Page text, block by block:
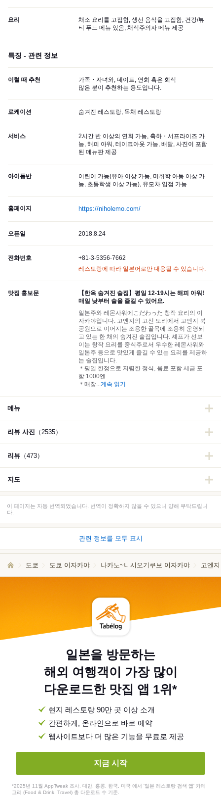
요리
채소 요리를 고집함, 생선 음식을 고집함, 건강/뷰
티 푸드 메뉴 있음, 채식주의자 메뉴 제공
특징 - 관련 정보
이럴 때 추천
가족・자녀와, 데이트, 연회 혹은 회식
많은 분이 추천하는 용도입니다.
로케이션 숨겨진 레스토랑, 독채 레스토랑
서비스
2시간 반 이상의 연회 가능, 축하・서프라이즈 가
능, 해피 아워, 테이크아웃 가능, 배달, 사진이 포함
된 메뉴판 제공
아이동반
어린이 가능(유아 이상 가능, 미취학 아동 이상 가
능, 초등학생 이상 가능), 유모차 입점 가능
홈페이지 https://niholemo.com/
오픈일 2018.8.24
전화번호
+81-3-5356-7662
레스토랑에 따라 일본어로만 대응될 수 있습니다.
맛집 홍보문
【한옥 숨겨진 술집】평일 12-19시는 해피 아워!
매일 낮부터 술을 즐길 수 있어요.
일본주와 레몬사워에こだわった 창작 요리의 이
자카야입니다. 고엔지의 고신 도리에서 고엔지 북
공원으로 이어지는 조용한 골목에 조용히 운영되
고 있는 한 채의 숨겨진 술집입니다. 셰프가 선보
이는 창작 요리를 중식주로서 우수한 레몬사워와
일본주 등으로 맛있게 즐길 수 있는 요리를 제공하
는 술집입니다.
＊평일 한정으로 저렴한 정식, 음료 포함 세금 포
함 1000엔
＊매장...계속 읽기
메뉴
리뷰 사진 （2535）
리뷰 （473）
지도
이 페이지는 자동 번역되었습니다. 번역이 정확하지 않을 수 있으니 양해 부탁드립니
다.
관련 정보를 모두 표시
도쿄 도쿄 이자카야 나카노~니시오기쿠보 이자카야 고엔
일본을 방문하는
해외 여행객이 가장 많이
다운로드한 맛집 앱 1위*
현지 레스토랑 90만 곳 이상 소개
간편하게, 온라인으로 바로 예약
웹사이트보다 더 많은 기능을 무료로 제공
지금 시작
*2025년 11월 AppTweak 조사. 대만, 홍콩, 한국, 미국 에서 '일본 레스토랑 검색 앱' 카테
고리 (Food & Drink, Travel) 총 다운로드 수 기준.